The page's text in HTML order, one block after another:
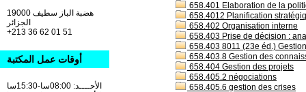
658.401 Elaboration de la
658.4012 Planification
658.402 Organisation interne
658.403 Prise de décision :
658.403 8011 (23e éd.)
658.403.8 Gestion des
658.404 Gestion des projets
658.405.2 négociations
658.405.6 gestion des crises
المقتنيات الجديدة 2018
باللغة العربية لمكتبة
الكلية[1]
اللغة الفرنسية و
الانجليزية 2023
كتب باللغة العربية لمكتبة
الكلية[36]
19000 هضبة الباز سطيف
+213 36 62 01 51
أوقات عمل المكتبة
الأحــــد: 08:00سا-15:30سا